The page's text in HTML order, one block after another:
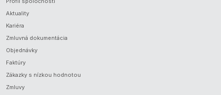
Aktuality
Kariéra
Zmluvná dokumentácia
Objednávky
Faktúry
Zákazky s nízkou hodnotou
Zmluvy